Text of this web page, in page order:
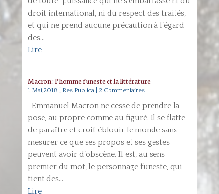
droit international, ni du respect des traités,
et qui ne prend aucune précaution à l’égard
des...
Lire
Macron : l’homme funeste et la littérature
1 Mai,2018 Res Publica| 2 Commentaires
Emmanuel Macron ne cesse de prendre la
pose, au propre comme au figuré. Il se flatte
de paraître et croit éblouir le monde sans
mesurer ce que ses propos et ses gestes
peuvent avoir d’obscène. Il est, au sens
premier du mot, le personnage funeste, qui
tient des...
Lire